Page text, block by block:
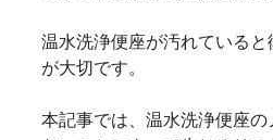
温水洗浄便座が汚れている
が大切です。
本記事では、温水洗浄便座